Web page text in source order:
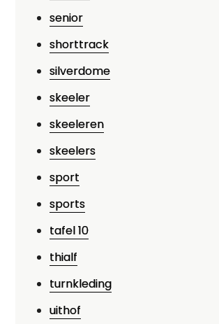
senior
shorttrack
silverdome
skeeler
skeeleren
skeelers
sport
sports
tafel 10
thialf
turnkleding
uithof